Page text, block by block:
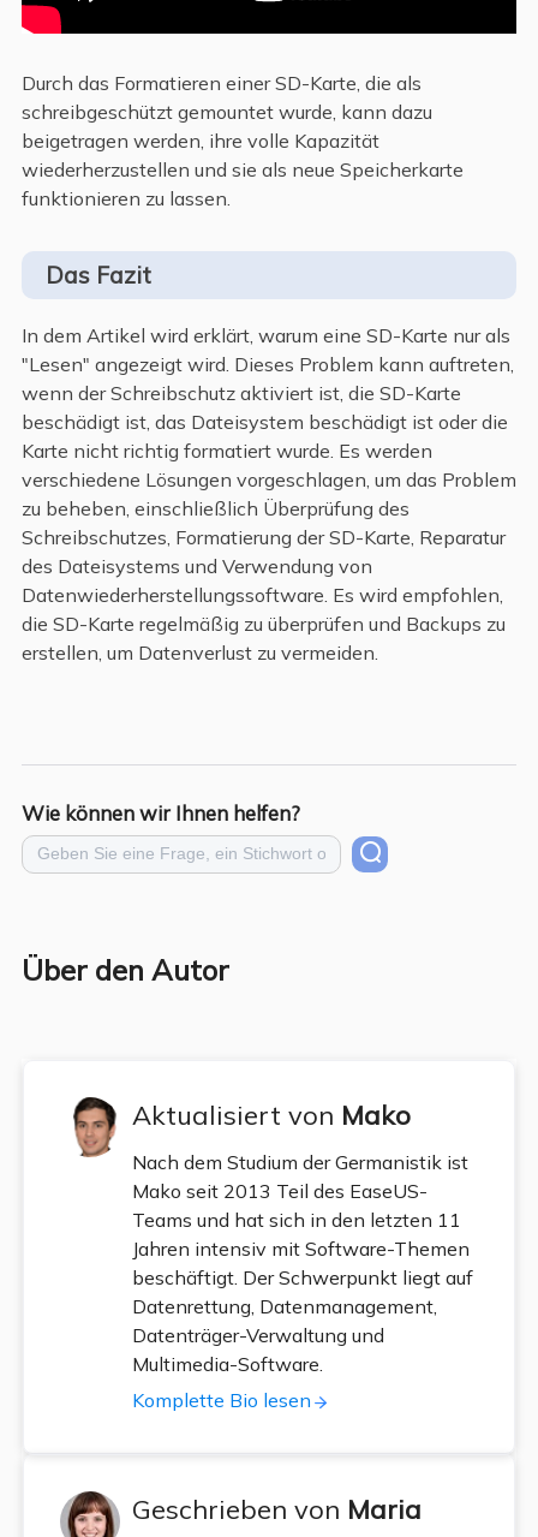
Durch das Formatieren einer SD-Karte, die als
schreibgeschützt gemountet wurde, kann dazu
beigetragen werden, ihre volle Kapazität
wiederherzustellen und sie als neue Speicherkarte
funktionieren zu lassen.
Das Fazit
In dem Artikel wird erklärt, warum eine SD-Karte nur als
"Lesen" angezeigt wird. Dieses Problem kann auftreten,
wenn der Schreibschutz aktiviert ist, die SD-Karte
beschädigt ist, das Dateisystem beschädigt ist oder die
Karte nicht richtig formatiert wurde. Es werden
verschiedene Lösungen vorgeschlagen, um das Problem
zu beheben, einschließlich Überprüfung des
Schreibschutzes, Formatierung der SD-Karte, Reparatur
des Dateisystems und Verwendung von
Datenwiederherstellungssoftware. Es wird empfohlen,
die SD-Karte regelmäßig zu überprüfen und Backups zu
erstellen, um Datenverlust zu vermeiden.
Wie können wir Ihnen helfen?
Über den Autor
Aktualisiert von Mako
Nach dem Studium der Germanistik ist
Mako seit 2013 Teil des EaseUS-
Teams und hat sich in den letzten 11
Jahren intensiv mit Software-Themen
beschäftigt. Der Schwerpunkt liegt auf
Datenrettung, Datenmanagement,
Datenträger-Verwaltung und
Multimedia-Software.
Komplette Bio lesen
Geschrieben von Maria